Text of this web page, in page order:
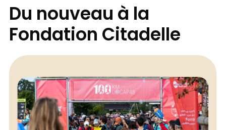
Du nouveau à la
Fondation Citadelle